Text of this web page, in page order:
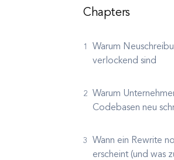
Chapters
Warum
verlockend sind
Warum
Codebasen neu
Wann ein Rewrite
erscheint (und was